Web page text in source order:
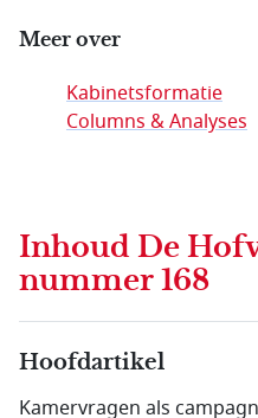
Meer over
Kabinetsformatie
Columns & Analyses
Inhoud De
nummer 168
Hoofdartikel
Kamervragen als